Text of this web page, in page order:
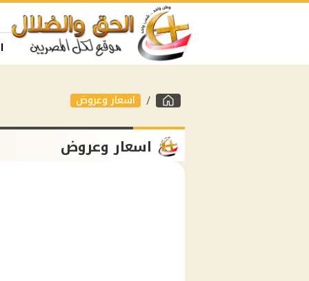
اسعار وعروض
اسعار وعروض